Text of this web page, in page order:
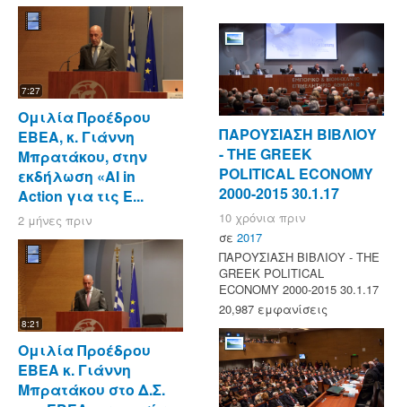
7:27
Ομιλία Προέδρου
ΕΒΕΑ, κ. Γιάννη
Μπρατάκου, στην
εκδήλωση «AI in
Action για τις Ε...
2 μήνες πριν
8:21
Ομιλία Προέδρου
ΕΒΕΑ κ. Γιάννη
Μπρατάκου στο Δ.Σ.
ΠΑΡΟΥΣΙΑΣΗ ΒΙΒΛΙΟΥ
- ΤΗΕ GREEK
POLITICAL ECONOMY
2000-2015 30.1.17
10 χρόνια πριν
σε 2017
ΠΑΡΟΥΣΙΑΣΗ ΒΙΒΛΙΟΥ - ΤΗΕ
GREEK POLITICAL
ECONOMY 2000-2015 30.1.17
20,987 εμφανίσεις